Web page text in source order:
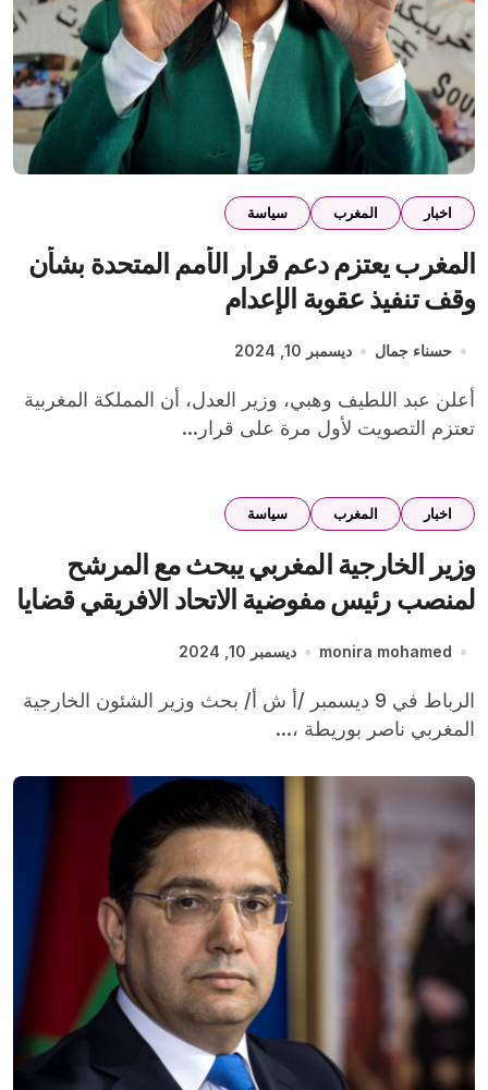
اخبار المغرب سياسة
المغرب يعتزم دعم قرار الأمم المتحدة بشأن
وقف تنفيذ عقوبة الإعدام
حسناء جمال ديسمبر 10, 2024
أعلن عبد اللطيف وهبي، وزير العدل، أن المملكة المغربية
تعتزم التصويت لأول مرة على قرار...
اخبار المغرب سياسة
وزير الخارجية المغربي يبحث مع المرشح
لمنصب رئيس مفوضية الاتحاد الافريقي قضايا
monira mohamed ديسمبر 10, 2024
الرباط في 9 ديسمبر /أ ش أ/ بحث وزير الشئون الخارجية
المغربي ناصر بوريطة ،...